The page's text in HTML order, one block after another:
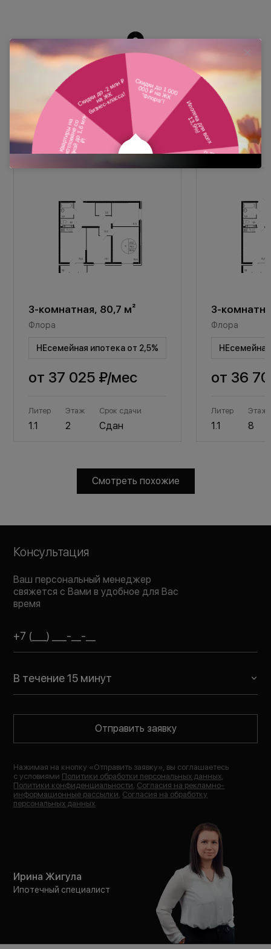
Похожие планировки
3-комнатная, 80,7 м²
Флора
НЕсемейная ипотека от 2,5%
от 37 025 ₽/мес
Литер
1.1
Этаж
2
Срок сдачи
Сдан
3-
Флора
от 36
Литер
1.1
Этаж
8
Смотреть похожие
Консультация
Ваш персональный менеджер
свяжется с Вами в удобное для Вас
время
В течение 15 минут
Отправить заявку
Нажимая на кнопку «Отправить заявку», вы соглашаетесь
с условиями Политики обработки персональных данных
Политики конфиденциальности Согласия на рекламно-
информационные рассылки Согласия на обработку
персональных данных
Ирина Жигула
Ипотечный специалист